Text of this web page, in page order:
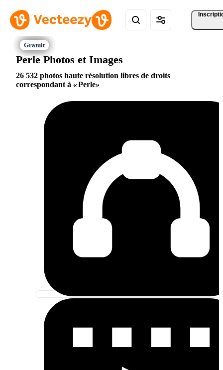
Perle Photos et Images
26 532 photos haute résolution libres de droits
correspondant à
Perle